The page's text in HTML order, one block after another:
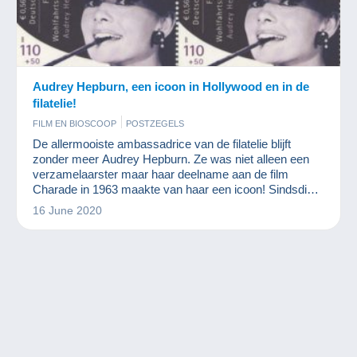
Audrey Hepburn, een icoon in Hollywood en in de
filatelie!
FILM EN BIOSCOOP POSTZEGELS
De allermooiste ambassadrice van de filatelie blijft
zonder meer Audrey Hepburn. Ze was niet alleen een
verzamelaarster maar haar deelname aan de film
Charade in 1963 maakte van haar een icoon! Sindsdien
heeft de filatelie haar eer bewezen. Ze staat zelfs op een
16 June 2020